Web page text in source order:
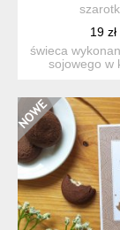
19 zł
świeca
sojowego w